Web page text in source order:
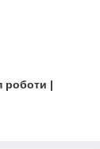
роботи |